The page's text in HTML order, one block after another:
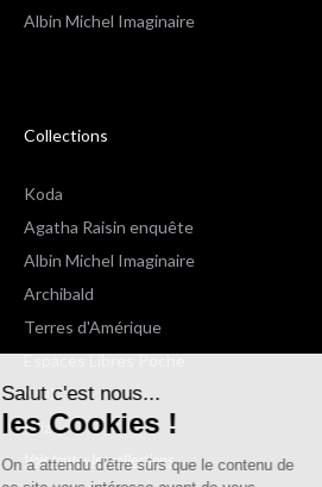
Salut c'est nous...
les Cookies !
On a attendu d'être sûrs que le contenu de
Albin Michel Imaginaire
Collections
Koda
Agatha Raisin enquête
Albin Michel Imaginaire
Archibald
Terres d'Amérique
Espaces Libres Poche
NOX
Wiz
Voir toutes les collections